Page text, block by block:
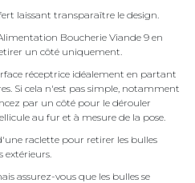
laissant transparaître le design.
Boucherie Viande 9 en
un côté uniquement.
réceptrice idéalement en partant
Si cela n'est pas simple, notamment
par un côté pour le dérouler
au fur et à mesure de la pose.
raclette pour retirer les bulles
extérieurs.
assurez-vous que les bulles se